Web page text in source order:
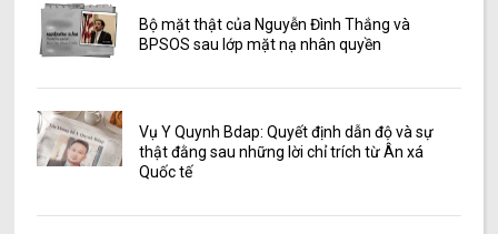
Bộ mặt thật của Nguyễn Đình Thắng và
BPSOS sau lớp mặt nạ nhân quyền
Vụ Y Quynh Bdap: Quyết định dẫn độ và sự
thật đằng sau những lời chỉ trích từ Ân xá
Quốc tế